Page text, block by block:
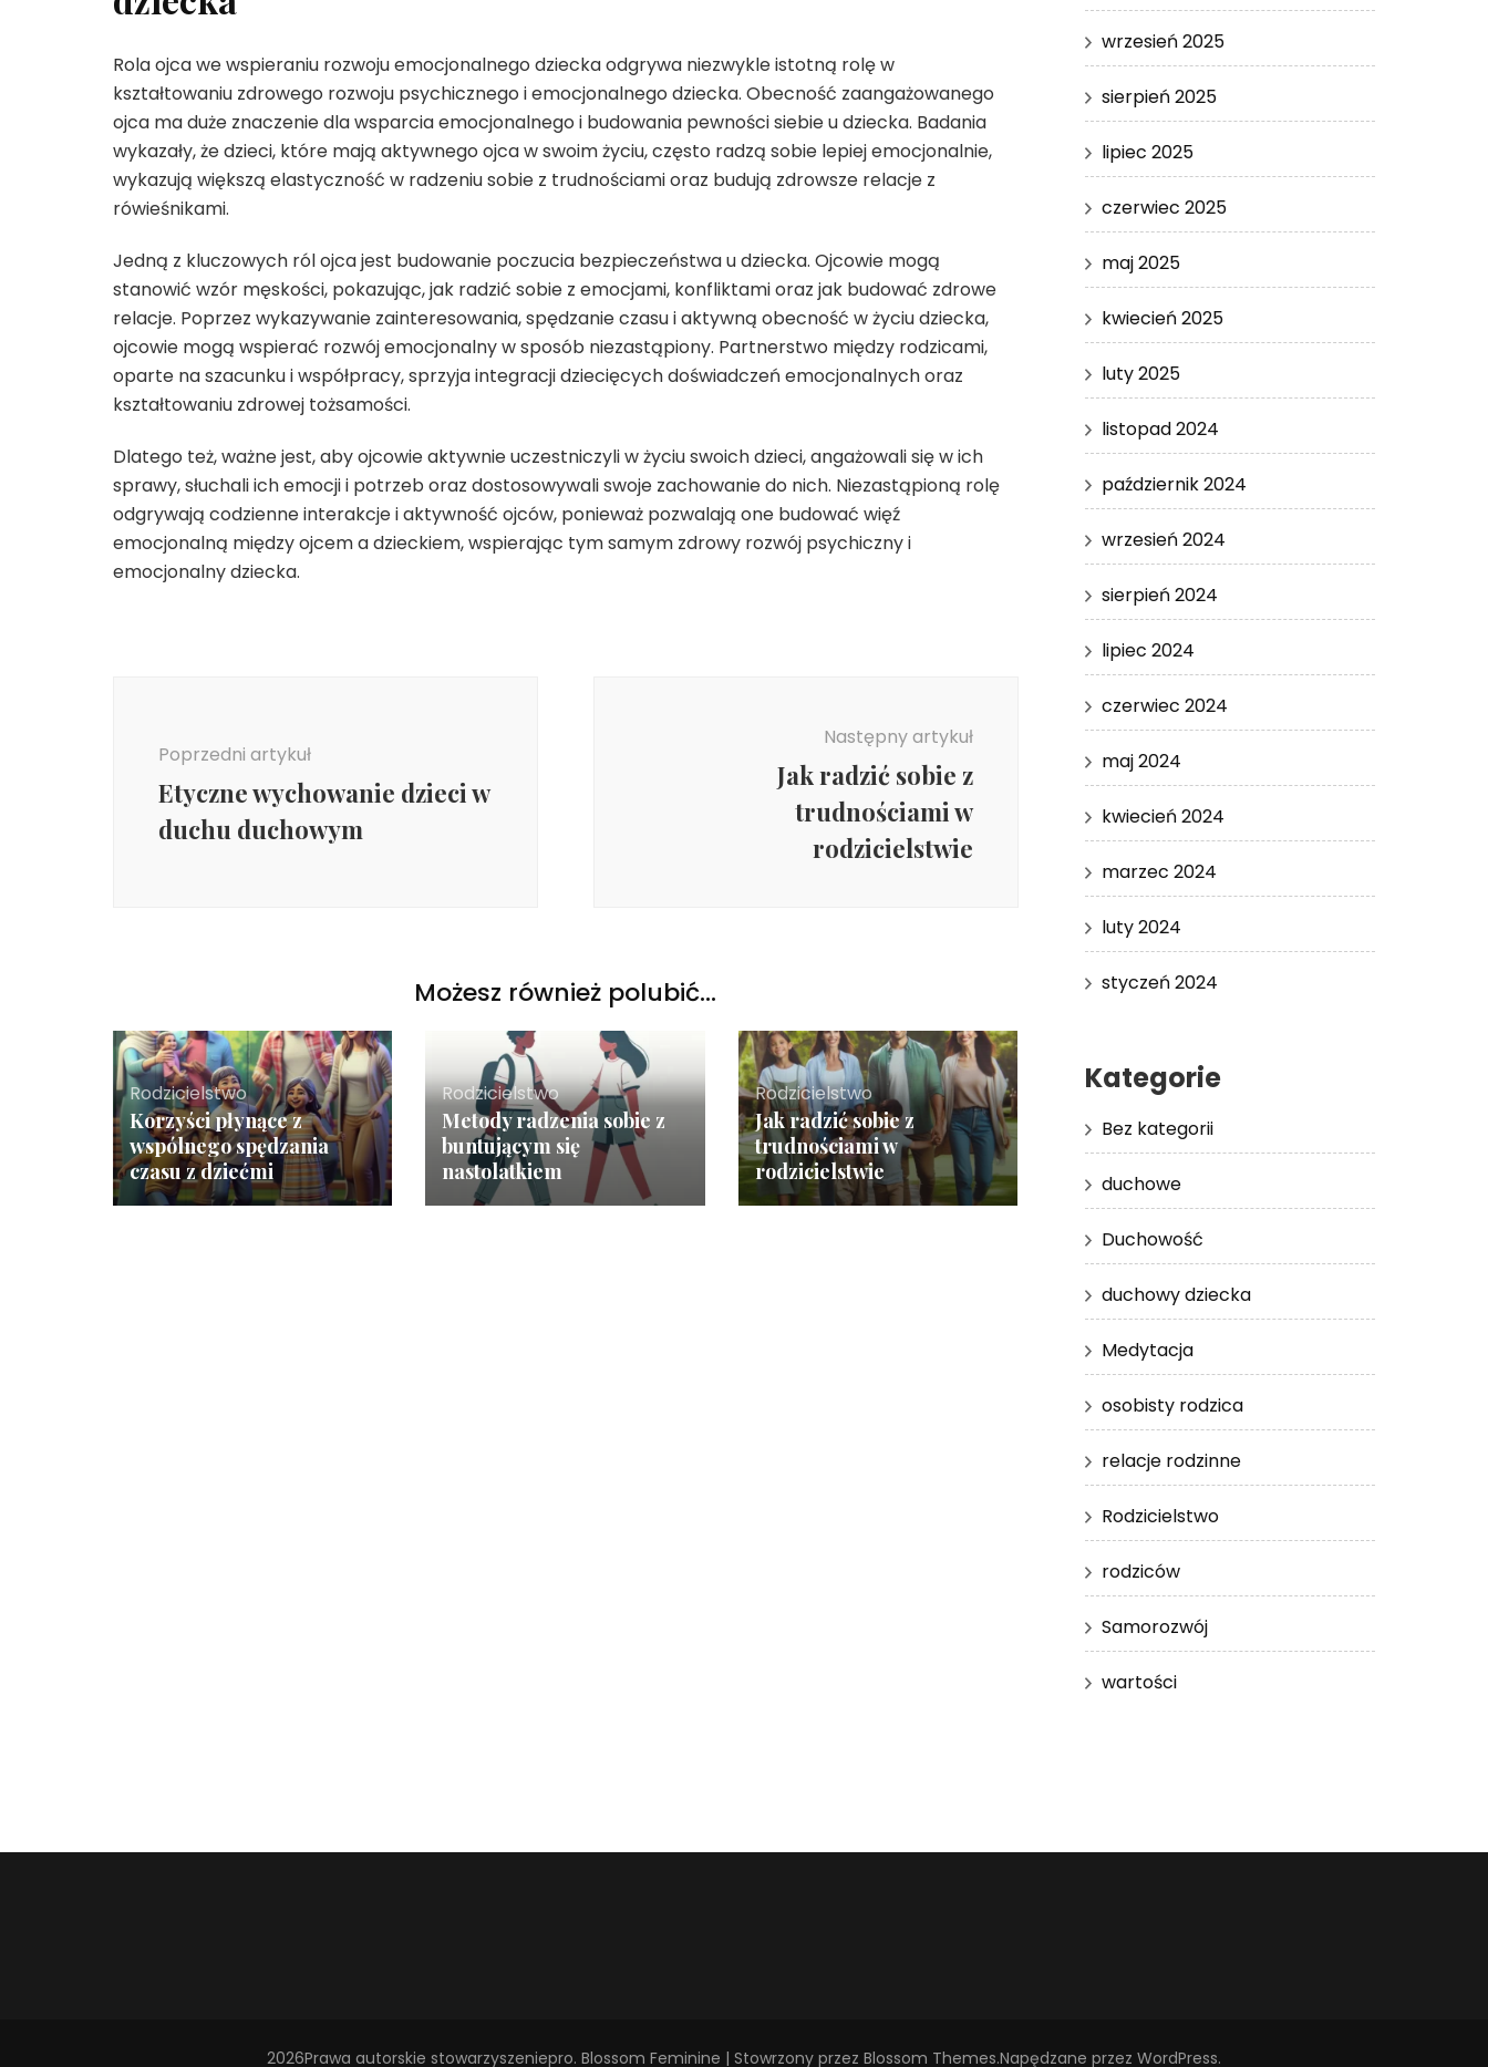
Rola ojca we wspieraniu rozwoju emocjonalnego dziecka odgrywa niezwykle istotną rolę w
kształtowaniu zdrowego rozwoju psychicznego i emocjonalnego dziecka. Obecność zaangażowanego
ojca ma duże znaczenie dla wsparcia emocjonalnego i budowania pewności siebie u dziecka. Badania
wykazały, że dzieci, które mają aktywnego ojca w swoim życiu, często radzą sobie lepiej emocjonalnie,
wykazują większą elastyczność w radzeniu sobie z trudnościami oraz budują zdrowsze relacje z
rówieśnikami.
Jedną z kluczowych ról ojca jest budowanie poczucia bezpieczeństwa u dziecka. Ojcowie mogą
stanowić wzór męskości, pokazując, jak radzić sobie z emocjami, konfliktami oraz jak budować zdrowe
relacje. Poprzez wykazywanie zainteresowania, spędzanie czasu i aktywną obecność w życiu dziecka,
ojcowie mogą wspierać rozwój emocjonalny w sposób niezastąpiony. Partnerstwo między rodzicami,
oparte na szacunku i współpracy, sprzyja integracji dziecięcych doświadczeń emocjonalnych oraz
kształtowaniu zdrowej tożsamości.
Dlatego też, ważne jest, aby ojcowie aktywnie uczestniczyli w życiu swoich dzieci, angażowali się w ich
sprawy, słuchali ich emocji i potrzeb oraz dostosowywali swoje zachowanie do nich. Niezastąpioną rolę
odgrywają codzienne interakcje i aktywność ojców, ponieważ pozwalają one budować więź
emocjonalną między ojcem a dzieckiem, wspierając tym samym zdrowy rozwój psychiczny i
emocjonalny dziecka.
Poprzedni artykuł
Etyczne wychowanie dzieci w
duchu duchowym
Następny artykuł
Jak radzić sobie z
trudnościami w
rodzicielstwie
Możesz również polubić…
Rodzicielstwo
Korzyści płynące z
wspólnego spędzania
czasu z dziećmi
Rodzicielstwo
Metody radzenia sobie z
buntującym się
nastolatkiem
Rodzicielstwo
Jak radzić sobie z
trudnościami w
rodzicielstwie
wrzesień 2025
sierpień 2025
lipiec 2025
czerwiec 2025
maj 2025
kwiecień 2025
luty 2025
listopad 2024
październik 2024
wrzesień 2024
sierpień 2024
lipiec 2024
czerwiec 2024
maj 2024
kwiecień 2024
marzec 2024
luty 2024
styczeń 2024
Kategorie
Bez kategorii
duchowe
Duchowość
duchowy dziecka
Medytacja
osobisty rodzica
relacje rodzinne
Rodzicielstwo
rodziców
Samorozwój
wartości
2026Prawa autorskie stowarzyszeniepro. Blossom Feminine | Stowrzony przez Blossom Themes.Napędzane przez WordPress.